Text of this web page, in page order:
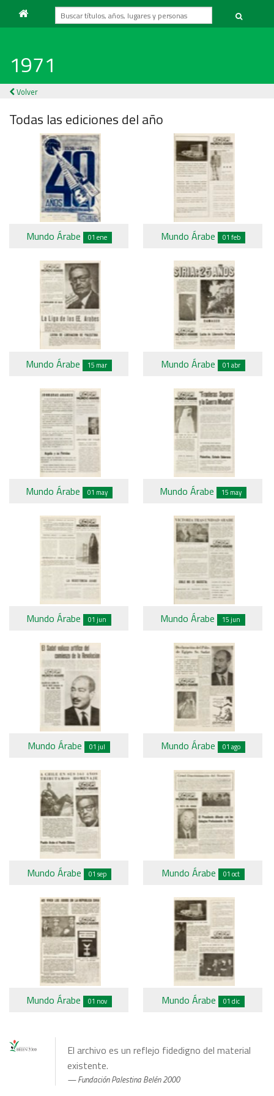
1971
Volver
Todas las ediciones del año
Mundo Árabe 01 ene Mundo Árabe 01 feb
Mundo Árabe 15 mar Mundo Árabe 01 abr
Mundo Árabe 01 may Mundo Árabe 15 may
Mundo Árabe 01 jun Mundo Árabe 15 jun
Mundo Árabe 01 jul Mundo Árabe 01 ago
Mundo Árabe 01 sep Mundo Árabe 01 oct
Mundo Árabe 01 nov Mundo Árabe 01 dic
El archivo es un reflejo fidedigno del material
existente.
Fundación Palestina Belén 2000